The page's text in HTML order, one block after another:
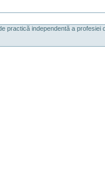
practică independentă a profesiei